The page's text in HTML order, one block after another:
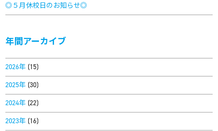
◎５月休校日のお知らせ◎
年間アーカイブ
2026年 (15)
2025年 (30)
2024年 (22)
2023年 (16)